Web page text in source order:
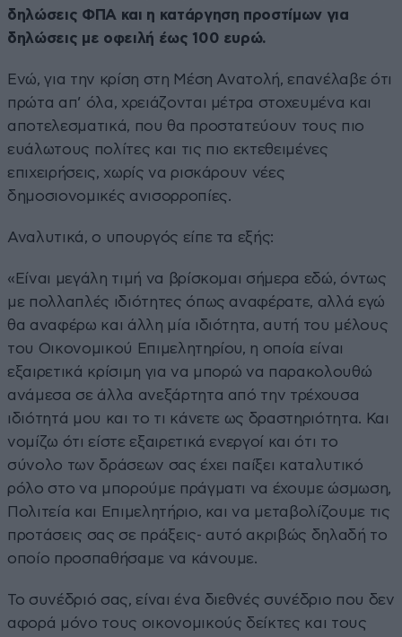
δηλώσεις ΦΠΑ και η κατάργηση προστίμων για
δηλώσεις με οφειλή έως 100 ευρώ.
Ενώ, για την κρίση στη Μέση Ανατολή, επανέλαβε ότι
πρώτα απ’ όλα, χρειάζονται μέτρα στοχευμένα και
αποτελεσματικά, που θα προστατεύουν τους πιο
ευάλωτους πολίτες και τις πιο εκτεθειμένες
επιχειρήσεις, χωρίς να ρισκάρουν νέες
δημοσιονομικές ανισορροπίες.
Αναλυτικά, ο υπουργός είπε τα εξής:
«Είναι μεγάλη τιμή να βρίσκομαι σήμερα εδώ, όντως
με πολλαπλές ιδιότητες όπως αναφέρατε, αλλά εγώ
θα αναφέρω και άλλη μία ιδιότητα, αυτή του μέλους
του Οικονομικού Επιμελητηρίου, η οποία είναι
εξαιρετικά κρίσιμη για να μπορώ να παρακολουθώ
ανάμεσα σε άλλα ανεξάρτητα από την τρέχουσα
ιδιότητά μου και το τι κάνετε ως δραστηριότητα. Και
νομίζω ότι είστε εξαιρετικά ενεργοί και ότι το
σύνολο των δράσεων σας έχει παίξει καταλυτικό
ρόλο στο να μπορούμε πράγματι να έχουμε ώσμωση,
Πολιτεία και Επιμελητήριο, και να μεταβολίζουμε τις
προτάσεις σας σε πράξεις- αυτό ακριβώς δηλαδή το
οποίο προσπαθήσαμε να κάνουμε.
Το συνέδριό σας, είναι ένα διεθνές συνέδριο που δεν
αφορά μόνο τους οικονομικούς δείκτες και τους